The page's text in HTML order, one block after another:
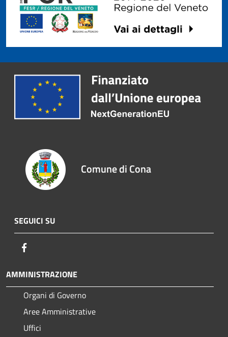
Comune di Cona
SEGUICI SU
AMMINISTRAZIONE
Organi di Governo
Aree Amministrative
Uffici